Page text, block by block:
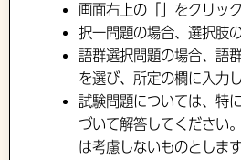
画面右上の「」をクリッ
択一問題の場合、選択肢
語群選択問題の場合、語
を選び、所定の欄に入力
試験問題については、特
づいて解答してください
は考慮しないものとします